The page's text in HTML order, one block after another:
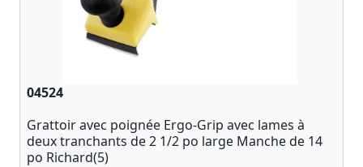
04524
Grattoir avec poignée Ergo-Grip avec lames à
deux tranchants de 2 1/2 po large Manche de 14
po Richard(5)